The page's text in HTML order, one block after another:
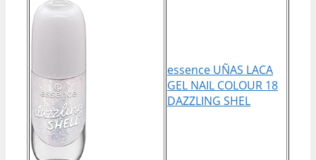
essence UÑAS LACA
GEL NAIL COLOUR 18
DAZZLING SHEL